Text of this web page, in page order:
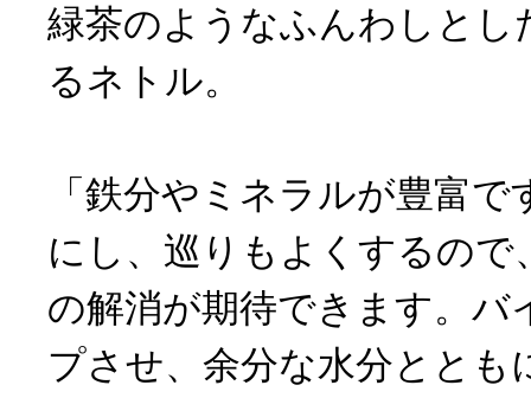
緑茶のようなふんわしとし
るネトル。
「鉄分やミネラルが豊富
にし、巡りもよくするので
の解消が期待できます。バ
プさせ、余分な水分ととも